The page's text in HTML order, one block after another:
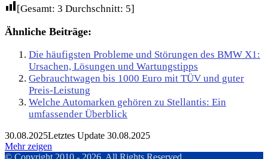
[Gesamt: 3 Durchschnitt: 5]
Ähnliche Beiträge:
Die häufigsten Probleme und Störungen des BMW X1:
Ursachen, Lösungen und Wartungstipps
Gebrauchtwagen bis 1000 Euro mit TÜV und guter
Preis-Leistung
Welche Automarken gehören zu Stellantis: Ein
umfassender Überblick
30.08.2025Letztes Update 30.08.2025
Mehr zeigen
© Copyright 2010 - 2026, All Rights Reserved